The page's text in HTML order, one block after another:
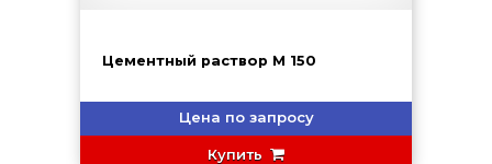
Цементный раствор М 150
Цена по запросу
Купить